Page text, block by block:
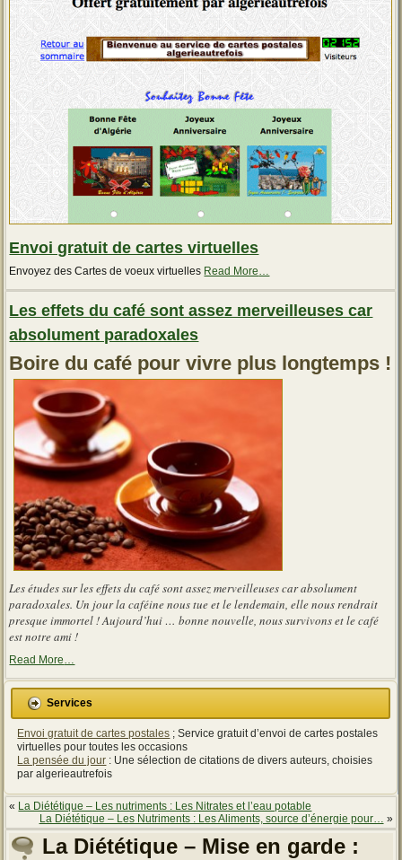
Envoi gratuit de cartes virtuelles
Envoyez des Cartes de voeux virtuelles Read More
gratuit
de
cartes
…
Les effets du café sont assez merveilleuses car
absolument paradoxales
Boire du café pour vivre plus longtemps !
Les études sur les effets du café sont assez merveilleuses car absolument
paradoxales. Un jour la caféine nous tue et le lendemain, elle nous rendrait
presque immortel ! Aujourd’hui … bonne nouvelle, nous survivons et le café
est notre ami !
Read More
effets
du
café
sont
assez
merveilleuses
car
absolument
…
Services
Envoi gratuit de cartes postales ; Service gratuit d’envoi de cartes postales
virtuelles pour toutes les occasions
La pensée du jour : Une sélection de citations de divers auteurs, choisies
par algerieautrefois
« La Diététique – Les nutriments : Les Nitrates et l’eau potable
La Diététique – Les Nutriments : Les Aliments, source d’énergie pour… »
La Diététique – Mise en garde :